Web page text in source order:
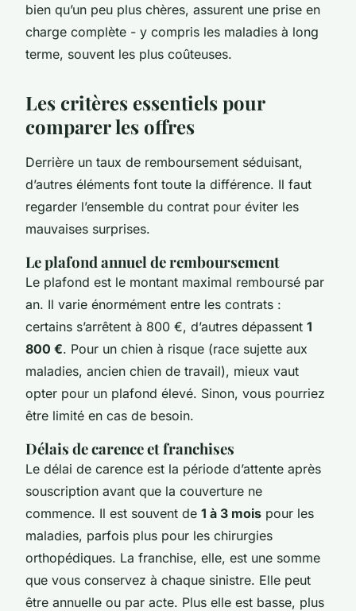
bien qu’un peu plus chères, assurent une prise en
charge complète - y compris les maladies à long
terme, souvent les plus coûteuses.
Les critères essentiels pour
comparer les offres
Derrière un taux de remboursement séduisant,
d’autres éléments font toute la différence. Il faut
regarder l’ensemble du contrat pour éviter les
mauvaises surprises.
Le plafond annuel de remboursement
Le plafond est le montant maximal remboursé par
an. Il varie énormément entre les contrats :
certains s’arrêtent à 800 €, d’autres dépassent 1
800 €. Pour un chien à risque (race sujette aux
maladies, ancien chien de travail), mieux vaut
opter pour un plafond élevé. Sinon, vous pourriez
être limité en cas de besoin.
Délais de carence et franchises
Le délai de carence est la période d’attente après
souscription avant que la couverture ne
commence. Il est souvent de 1 à 3 mois pour les
maladies, parfois plus pour les chirurgies
orthopédiques. La franchise, elle, est une somme
que vous conservez à chaque sinistre. Elle peut
être annuelle ou par acte. Plus elle est basse, plus